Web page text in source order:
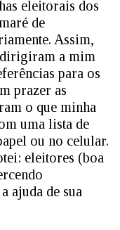
eleitorais dos
de
Assim,
a mim
para os
prazer as
o que minha
uma lista de
ou no celular.
eleitores (boa
ajuda de sua